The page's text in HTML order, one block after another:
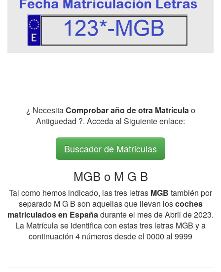
¿ NecesitaComprobar año de otra Matrículao
Antiguedad ?. Acceda al Siguiente enlace:
Buscador de Matriculas
MGB o M G B
Tal como hemos indicado, las tres letras MGB también por
separado M G B son aquellas que llevan loscoches
matriculados en Españadurante el mes de Abril de 2023.
La Matrícula se identifica con estas tres letras MGB y a
continuación 4 números desde el 0000 al 9999